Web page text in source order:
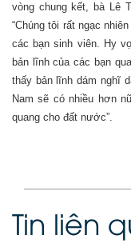
vòng chung kết, bà Lê
“Chúng tôi rất ngạc
các bạn sinh viên. Hy
bản lĩnh của các bạn
thấy bản lĩnh dám nghĩ
Nam sẽ có nhiều hơn
quang cho đất nước”.
Tin liên